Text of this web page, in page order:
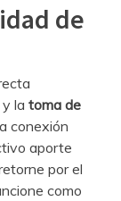
de
y la toma de
conexión
aporte
por el
como